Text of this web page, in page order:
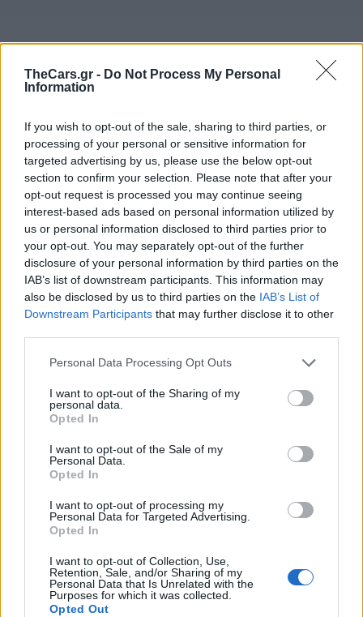
TheCars.gr - Do Not Process My Personal
Information
If you wish to opt-out of the sale, sharing to third parties, or
processing of your personal or sensitive information for
targeted advertising by us, please use the below opt-out
section to confirm your selection. Please note that after your
opt-out request is processed you may continue seeing
interest-based ads based on personal information utilized by
us or personal information disclosed to third parties prior to
your opt-out. You may separately opt-out of the further
disclosure of your personal information by third parties on the
IAB’s list of downstream participants. This information may
also be disclosed by us to third parties on the IAB’s List of
Downstream Participants that may further disclose it to other
Personal Data Processing Opt Outs
I want to opt-out of the Sharing of my
personal data.
Opted In
I want to opt-out of the Sale of my
Personal Data.
Opted In
I want to opt-out of processing my
Personal Data for Targeted Advertising.
Opted In
I want to opt-out of Collection, Use,
Retention, Sale, and/or Sharing of my
Personal Data that Is Unrelated with the
Purposes for which it was collected.
Opted Out
Καύσιμασυμβουλέςσυντήρηση
Δείτε επίσης
TheCars.gr|19/02/2026 18:00